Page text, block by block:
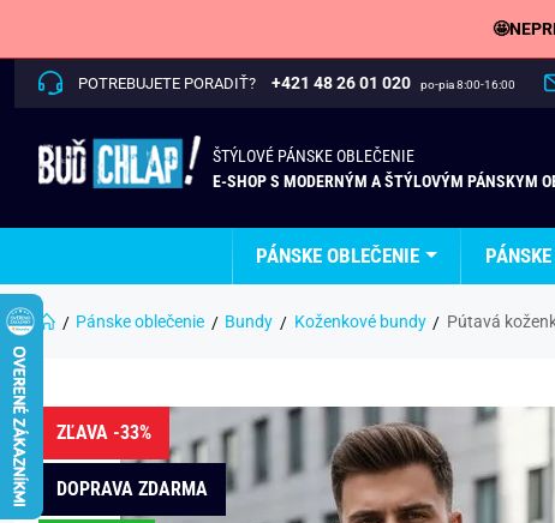
POTREBUJETE PORADIŤ? +421 48 26 01 020 po-pia 8:00-16:00
ŠTÝLOVÉ PÁNSKE OBLEČENIE
E-SHOP S MODERNÝM A ŠTÝLOVÝM PÁNSKYM
PÁNSKE OBLEČENIE
Pánske oblečenie Bundy Koženkové bundy Pútavá
ZĽAVA -33%
DOPRAVA ZDARMA